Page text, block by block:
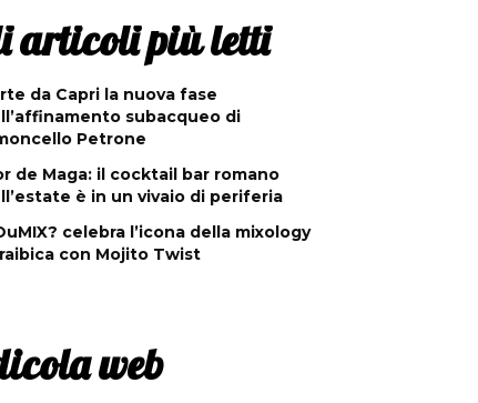
articoli più letti
da Capri la nuova fase
subacqueo di
Petrone
de Maga: il cocktail bar romano
è in un vivaio di periferia
celebra l’icona della mixology
con Mojito Twist
web